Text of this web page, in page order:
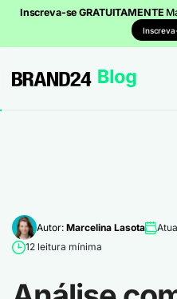
Inscreva-se GRATUITAMENTE
Autor: Marcelina Lasota
12 leitura mínima